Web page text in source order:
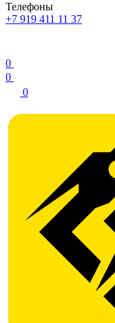
Телефоны
+7 919 411 11 37
0
0
0